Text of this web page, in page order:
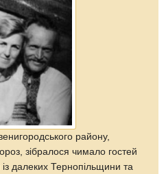
району,
зібралося чимало гостей
далеких Тернопільщини та